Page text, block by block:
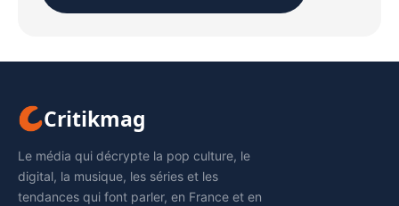
Critikmag
Le média qui décrypte la pop culture, le
digital, la musique, les séries et les
tendances qui font parler, en France et en